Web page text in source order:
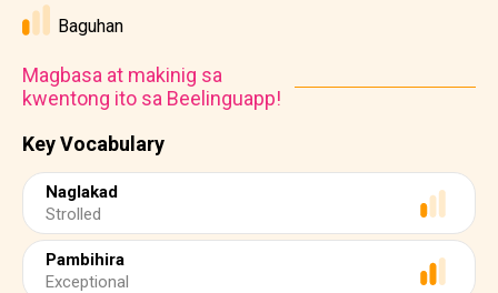
Key Vocabulary
Naglakad
Strolled
Pambihira
Exceptional
Baguhan
Magbasa at makinig sa
kwentong ito sa Beelinguapp!